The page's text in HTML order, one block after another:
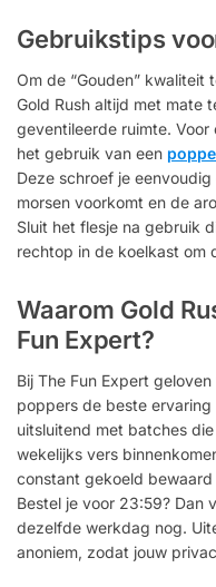
Gebruikstips
Om de “Gouden” kwaliteit
Gold Rush altijd met mate
geventileerde ruimte.
het gebruik van een
Deze schroef je
morsen voorkomt en de
Sluit het flesje na gebruik
rechtop in de koelkast om
Waarom Gold
Fun Expert?
Bij The Fun Expert
poppers de beste
uitsluitend met batches
wekelijks vers
constant gekoeld
Bestel je voor 23:59? Dan
dezelfde werkdag nog.
anoniem, zodat jouw